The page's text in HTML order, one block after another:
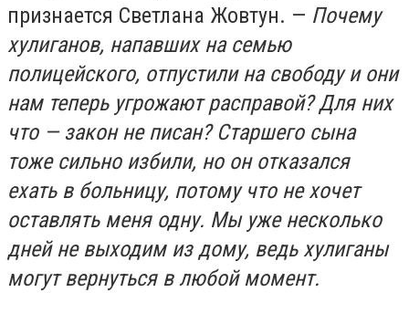
признается Светлана Жовтун. — Почему
хулиганов, напавших на семью
полицейского, отпустили на свободу и они
нам теперь угрожают расправой? Для них
что — закон не писан? Старшего сына
тоже сильно избили, но он отказался
ехать в больницу, потому что не хочет
оставлять меня одну. Мы уже несколько
дней не выходим из дому, ведь хулиганы
могут вернуться в любой момент.